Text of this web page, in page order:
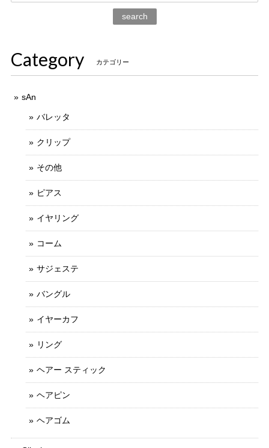
search
Category カテゴリー
sAn
バレッタ
クリップ
その他
ピアス
イヤリング
コーム
サジェステ
バングル
イヤーカフ
リング
ヘアー スティック
ヘアピン
ヘアゴム